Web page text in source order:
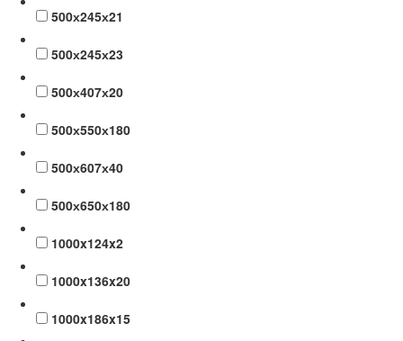
500х245х21
500х245х23
500х407х20
500х550х180
500х607х40
500х650х180
1000x124x2
1000x136x20
1000x186x15